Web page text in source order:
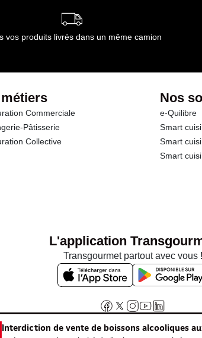
vos produits livrés dans un même camion
Commerciale
Pâtisserie
Collective
Nos
e-Quilibre
Smart
Smart
Smart
L'application
Transgourmet partout avec vous !
Interdiction de vente de boissons alcooliques